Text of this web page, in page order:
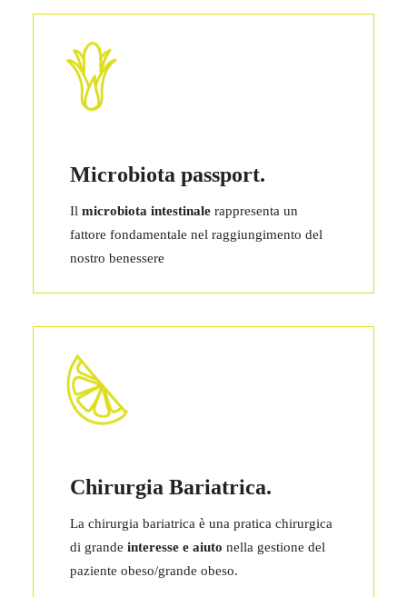
Microbiota passport.
Il microbiota intestinale rappresenta un
fattore fondamentale nel raggiungimento del
nostro benessere
Chirurgia Bariatrica.
La chirurgia bariatrica è una pratica chirurgica
di grande interesse e aiuto nella gestione del
paziente obeso/grande obeso.